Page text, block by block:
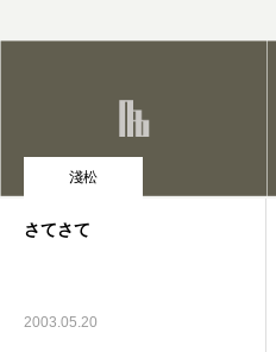
淺松
さてさて
2003.05.20